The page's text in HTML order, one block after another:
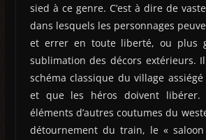
sied à ce genre. C’est à dire de
dans lesquels les personnages
et errer en toute liberté, ou plus
sublimation des décors extérieurs.
schéma classique du village
et que les héros doivent libérer.
éléments d’autres coutumes du
détournement du train, le «